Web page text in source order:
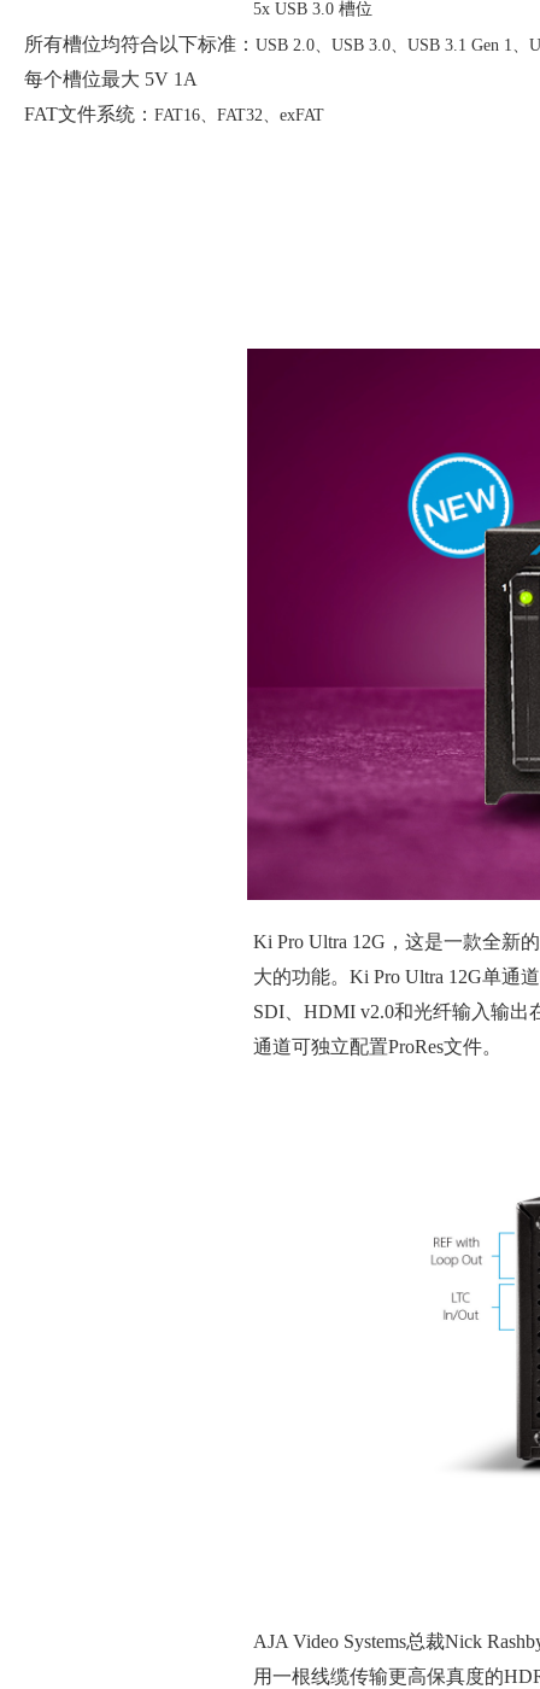
5x USB 3.0 槽位
所有槽位均符合以下标准： USB 2.0、 USB 3.0、 USB 3.1 Gen 1、
每个槽位最大 5V 1A
FAT文件系统： FAT16、 FAT32、 exFAT
Ki Pro Ultra 12G，这是一款全新
大的功能。Ki Pro Ultra 12G单通
SDI、HDMI v2.0和光纤输入输出
通道可独立配置ProRes文件。
AJA Video Systems总裁Nick
用一根线缆传输更高保真度的